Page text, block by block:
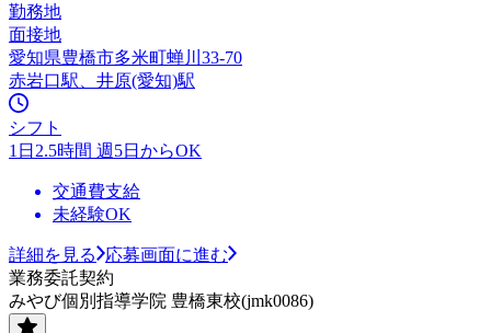
勤務地
面接地
愛知県豊橋市多米町蝉川33-70
赤岩口駅、井原(愛知)駅
シフト
1日2.5時間 週5日からOK
交通費支給
未経験OK
詳細を見る
応募画面に進む
業務委託契約
みやび個別指導学院 豊橋東校(jmk0086)